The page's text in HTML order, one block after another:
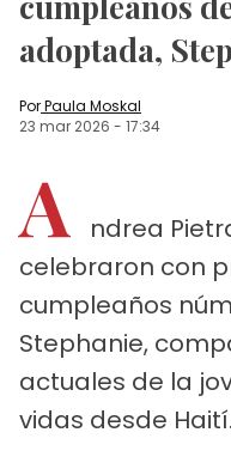
adoptada,
PorPaula Moskal
23 mar 2026 - 17:34
A
ndrea
celebraron con
cumpleaños
Stephanie,
actuales de la
vidas desde Haití.